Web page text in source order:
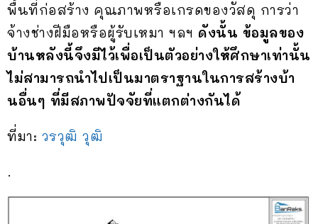
พื้นที่ก่อสร้าง คุณภาพหรือเกรดของวัสดุ การว่า
จ้างช่างฝีมือหรือผู้รับเหมา ฯลฯ ดังนั้น ข้อมูลของ
บ้านหลังนี้จึงมีไว้เพื่อเป็นตัวอย่างให้ศึกษาเท่านั้น
ไม่สามารถนำไปเป็นมาตราฐานในการสร้างบ้า
นอื่นๆ ที่มีสภาพปัจจัยที่แตกต่างกันได้
ที่มา: วรวุฒิ วุฒิ
.